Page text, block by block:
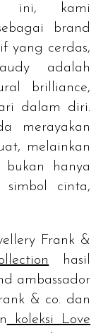
ini, kami
brand
yang cerdas,
adalah
brilliance,
dalam diri.
merayakan
melainkan
hanya
simbol cinta,
Frank &
hasil
ambassador
& co. dan
koleksi Love